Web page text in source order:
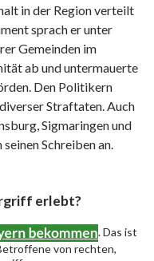
in der Region verteilt
sprach er unter
Gemeinden im
ab und untermauerte
Den Politikern
Straftaten. Auch
Sigmaringen und
Schreiben an.
erlebt?
. Das ist
von rechten,